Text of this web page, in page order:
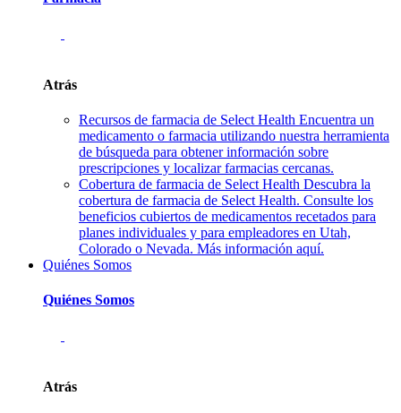
Atrás
Recursos de farmacia de Select Health Encuentra un
medicamento o farmacia utilizando nuestra herramienta
de búsqueda para obtener información sobre
prescripciones y localizar farmacias cercanas.
Cobertura de farmacia de Select Health Descubra la
cobertura de farmacia de Select Health. Consulte los
beneficios cubiertos de medicamentos recetados para
planes individuales y para empleadores en Utah,
Colorado o Nevada. Más información aquí.
Quiénes Somos
Quiénes Somos
Atrás